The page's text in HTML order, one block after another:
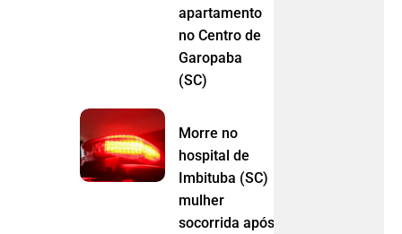
apartamento
no Centro de
Garopaba
(SC)
Morre no
hospital de
Imbituba (SC)
mulher
socorrida após